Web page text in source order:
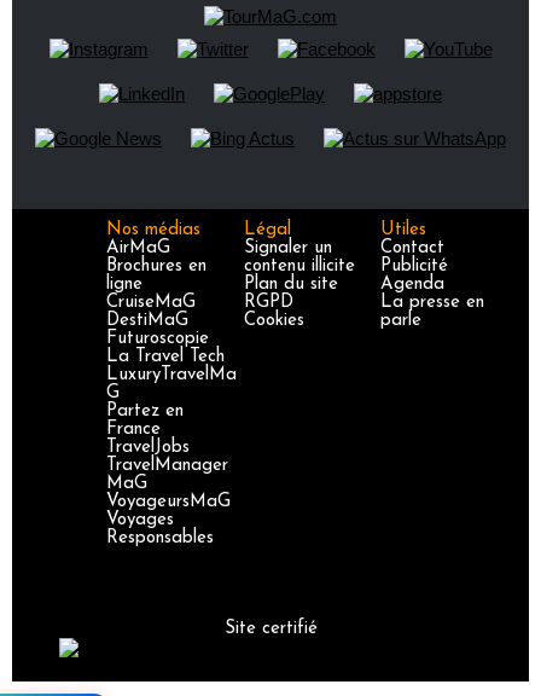
Nos médias
AirMaG
Brochures en
ligne
CruiseMaG
DestiMaG
Futuroscopie
La Travel Tech
LuxuryTravelMa
G
Partez en
France
TravelJobs
TravelManager
MaG
VoyageursMaG
Voyages
Responsables
Légal
Signaler un
contenu illicite
Plan du site
RGPD
Cookies
Utiles
Contact
Publicité
Agenda
La presse en
parle
Site certifié